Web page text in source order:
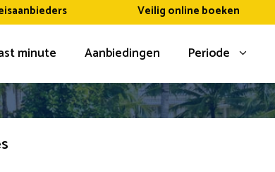
Veilig online boeken
minute Aanbiedingen Periode